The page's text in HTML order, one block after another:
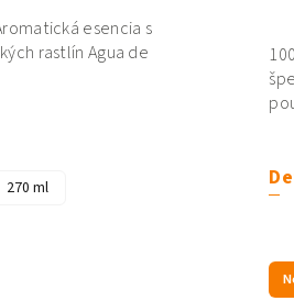
esencia s
rastlín Agua de
270 ml